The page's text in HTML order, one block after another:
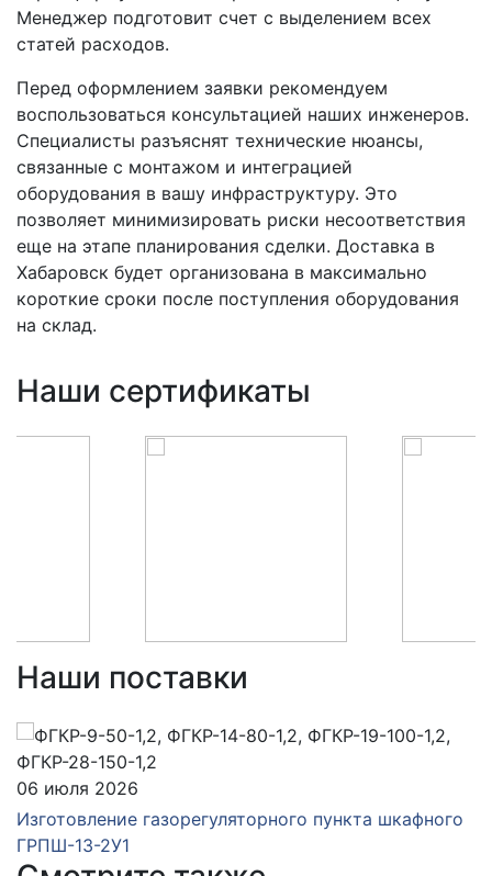
Менеджер подготовит счет с выделением всех
статей расходов.
Перед оформлением заявки рекомендуем
воспользоваться консультацией наших инженеров.
Специалисты разъяснят технические нюансы,
связанные с монтажом и интеграцией
оборудования в вашу инфраструктуру. Это
позволяет минимизировать риски несоответствия
еще на этапе планирования сделки. Доставка в
Хабаровск будет организована в максимально
короткие сроки после поступления оборудования
на склад.
Наши сертификаты
Наши поставки
06 июля 2026
Изготовление газорегуляторного пункта шкафного
ГРПШ-13-2У1